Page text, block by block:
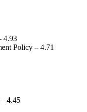
4.93
Policy – 4.71
4.45